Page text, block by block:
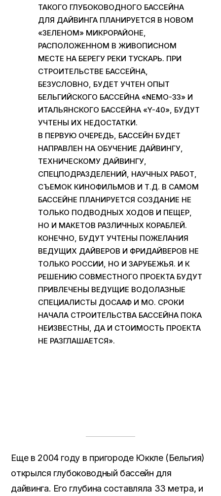
ТАКОГО ГЛУБОКОВОДНОГО БАССЕЙНА
ДЛЯ ДАЙВИНГА ПЛАНИРУЕТСЯ В НОВОМ
«ЗЕЛЕНОМ» МИКРОРАЙОНЕ,
РАСПОЛОЖЕННОМ В ЖИВОПИСНОМ
МЕСТЕ НА БЕРЕГУ РЕКИ ТУСКАРЬ. ПРИ
СТРОИТЕЛЬСТВЕ БАССЕЙНА,
БЕЗУСЛОВНО, БУДЕТ УЧТЕН ОПЫТ
БЕЛЬГИЙСКОГО БАССЕЙНА «NEMO-33» И
ИТАЛЬЯНСКОГО БАССЕЙНА «Y-40», БУДУТ
УЧТЕНЫ ИХ НЕДОСТАТКИ.
В ПЕРВУЮ ОЧЕРЕДЬ, БАССЕЙН БУДЕТ
НАПРАВЛЕН НА ОБУЧЕНИЕ ДАЙВИНГУ,
ТЕХНИЧЕСКОМУ ДАЙВИНГУ,
СПЕЦПОДРАЗДЕЛЕНИЙ, НАУЧНЫХ РАБОТ,
СЪЕМОК КИНОФИЛЬМОВ И Т.Д. В САМОМ
БАССЕЙНЕ ПЛАНИРУЕТСЯ СОЗДАНИЕ НЕ
ТОЛЬКО ПОДВОДНЫХ ХОДОВ И ПЕЩЕР,
НО И МАКЕТОВ РАЗЛИЧНЫХ КОРАБЛЕЙ.
КОНЕЧНО, БУДУТ УЧТЕНЫ ПОЖЕЛАНИЯ
ВЕДУЩИХ ДАЙВЕРОВ И ФРИДАЙВЕРОВ НЕ
ТОЛЬКО РОССИИ, НО И ЗАРУБЕЖЬЯ. И К
РЕШЕНИЮ СОВМЕСТНОГО ПРОЕКТА БУДУТ
ПРИВЛЕЧЕНЫ ВЕДУЩИЕ ВОДОЛАЗНЫЕ
СПЕЦИАЛИСТЫ ДОСААФ И МО. СРОКИ
НАЧАЛА СТРОИТЕЛЬСТВА БАССЕЙНА ПОКА
НЕИЗВЕСТНЫ, ДА И СТОИМОСТЬ ПРОЕКТА
НЕ РАЗГЛАШАЕТСЯ».
Еще в 2004 году в пригороде Юккле (Бельгия)
открылся глубоководный бассейн для
дайвинга. Его глубина составляла 33 метра, и